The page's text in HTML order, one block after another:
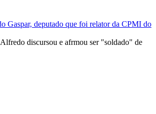
Gaspar, deputado que foi relator da CPMI do
discursou e afrmou ser "soldado" de